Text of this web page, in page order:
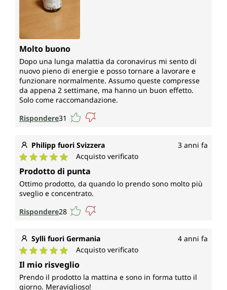
Molto buono
Dopo una lunga malattia da coronavirus mi sento di
nuovo pieno di energie e posso tornare a lavorare e
funzionare normalmente. Assumo queste compresse
da appena 2 settimane, ma hanno un buon effetto.
Solo come raccomandazione.
Rispondere31
Philipp fuori Svizzera 3 anni fa
Valutazione media di 5 su 5 stelle
Acquisto verificato
Prodotto di punta
Ottimo prodotto, da quando lo prendo sono molto più
sveglio e concentrato.
Rispondere28
Sylli fuori Germania 4 anni fa
Valutazione media di 5 su 5 stelle
Acquisto verificato
Il mio risveglio
Prendo il prodotto la mattina e sono in forma tutto il
giorno. Meraviglioso!